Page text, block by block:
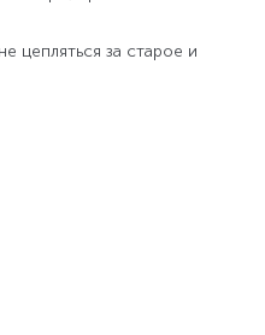
цепляться за старое и